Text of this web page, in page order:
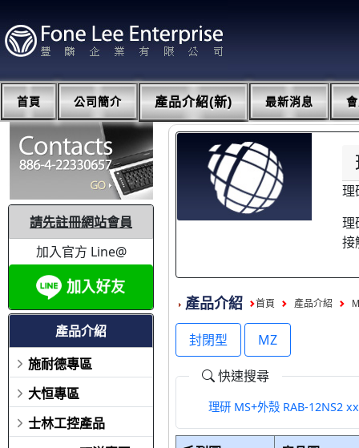
首頁 公司簡介 產品介紹(新) 最新消息
請先註冊網站會員
加入官方 Line@
產品介紹
施耐德專區
大恒專區
士林工控產品
理
理
接
產品介紹 首頁 產品介紹
封閉型 MZ
快速搜尋
理研 MS+外殼 RAB-12NS2